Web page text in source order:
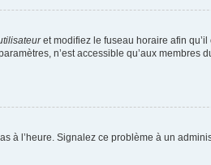
et modifiez le fuseau horaire afin
n’est accessible qu’aux membres
à l’heure. Signalez ce problème à un